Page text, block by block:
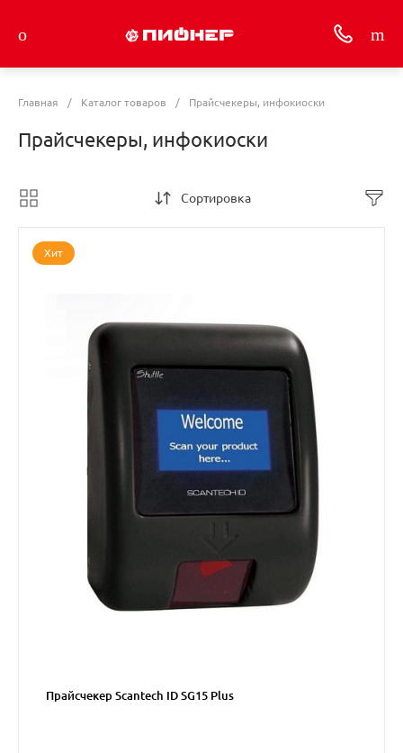
Главная / Каталог товаров / Прайсчекеры, инфокиоски
Прайсчекеры, инфокиоски
Сортировка
Хит
Прайсчекер Scantech ID SG15 Plus